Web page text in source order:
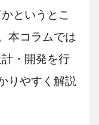
というとこ
本コラムでは
・開発を行
りやすく解説